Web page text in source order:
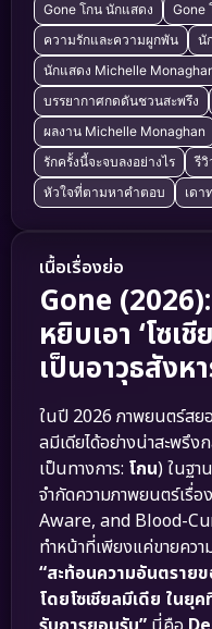
Gone โกน นักแสดง
Gone
ความรักและความผูกพัน
นั
นักแสดง Michelle
บรรยากาศกดดันชวนสะพรึง
ผลงาน Michelle Monaghan
รักครั้งนี้จะจบลงอย่างไร
รีวิ
หัวใจที่ตามหาคำตอบ
เดา
เนื้อเรื่องย่อ
Gone
หยิบเอา ‘โซเ
เป็นอาวุธสังห
ในปี 2026 ภาพยนตร์สย
ลมีเดียได้อย่างน่าสะพรึง
เป็นทางการ: โกน) ในฐา
จำกัดความภาพยนตร์เรื่
Aware, and Blood-
ทำหน้าที่เพียงแค่ขายคว
“สะท้อนความอันตราย
โดยโซเชียลมีเดีย ในยุ